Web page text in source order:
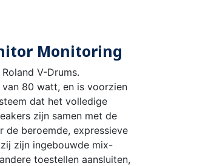
Monitoring
V-Drums.
80 watt, en is voorzien
dat het volledige
zijn samen met de
de beroemde, expressieve
zijn ingebouwde mix-
toestellen aansluiten,